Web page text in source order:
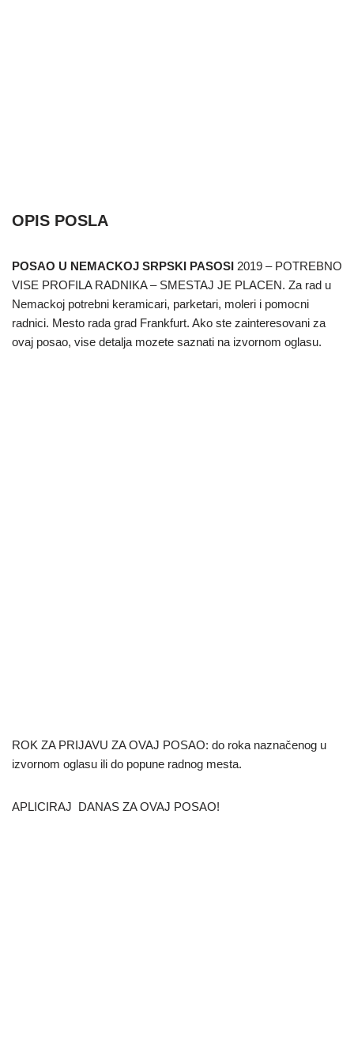
OPIS POSLA
POSAO U NEMACKOJ SRPSKI PASOSI 2019 – POTREBNO
VISE PROFILA RADNIKA – SMESTAJ JE PLACEN. Za rad u
Nemackoj potrebni keramicari, parketari, moleri i pomocni
radnici. Mesto rada grad Frankfurt. Ako ste zainteresovani za
ovaj posao, vise detalja mozete saznati na izvornom oglasu.
ROK ZA PRIJAVU ZA OVAJ POSAO: do roka naznačenog u
izvornom oglasu ili do popune radnog mesta.
APLICIRAJ DANAS ZA OVAJ POSAO!